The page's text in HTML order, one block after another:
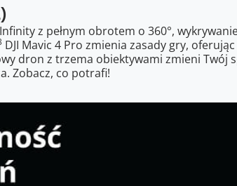
z pełnym obrotem o 360°,
DJI Mavic 4 Pro zmienia zasady gry,
dron z trzema obiektywami zmieni Twój
Zobacz, co potrafi!